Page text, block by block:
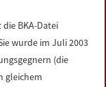
BKA-Datei
wurde im Juli 2003
(die
gleichem